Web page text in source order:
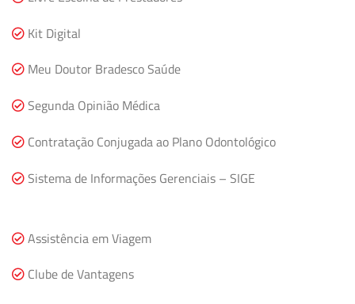
Kit Digital
Meu Doutor Bradesco Saúde
Segunda Opinião Médica
Contratação Conjugada ao Plano Odontológico
Sistema de Informações Gerenciais – SIGE
Assistência em Viagem
Clube de Vantagens